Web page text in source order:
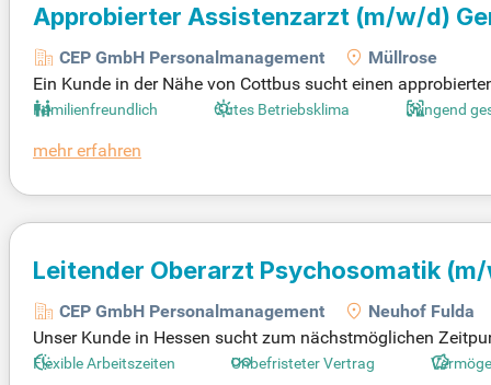
Approbierter Assistenzarzt (m/w/d)
CEP GmbH Personalmanagement
Müllrose
Ein Kunde in der Nähe von Cottbus sucht einen
spannendes Arbeitsumfeld, regelmäßige Fort- und
r Wohnungssuche und beim Einstieg in die neue
Familienfreundlich Gutes Betriebsklima Dringend
mehr erfahren
Leitender Oberarzt Psychosomatik
CEP GmbH Personalmanagement
Neuhof Fulda
Unser Kunde in Hessen sucht zum nächstmöglichen
rbeitszeiten, flexible Modelle wie eine 4-Tage-Woche und
Flexible Arbeitszeiten Unbefristeter Vertrag